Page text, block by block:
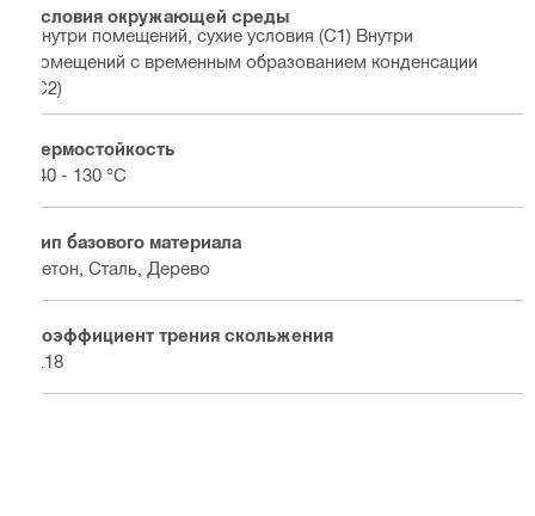
Условия окружающей среды
Внутри помещений, сухие условия (C1) Внутри
помещений с временным образованием конденсации
(C2)
Термостойкость
-40 - 130 °C
Тип базового материала
Бетон, Сталь, Дерево
Коэффициент трения скольжения
0.18